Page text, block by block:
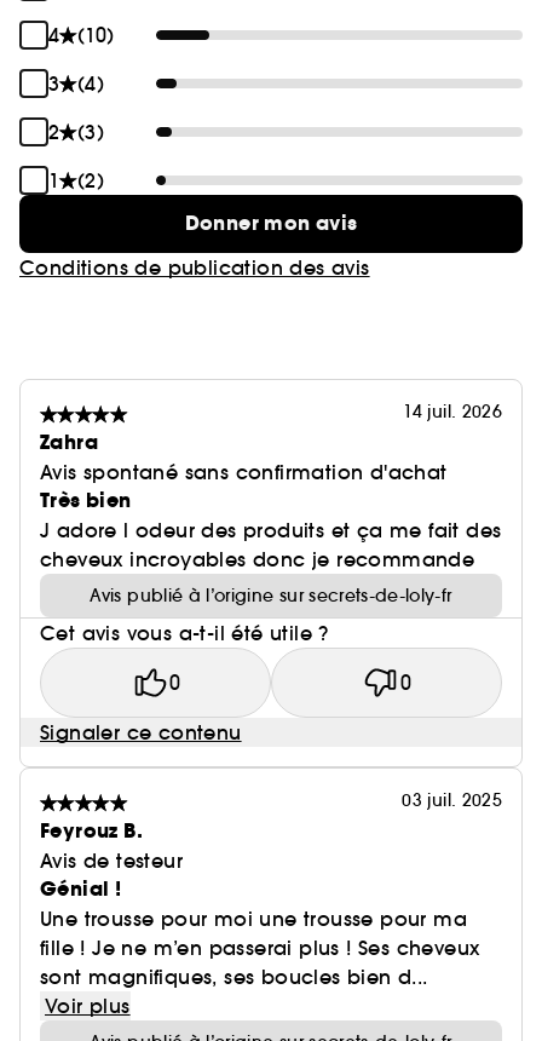
4
(10)
3
(4)
2
(3)
1
(2)
Donner mon avis
Conditions de publication des avis
14 juil. 2026
Zahra
Avis spontané sans confirmation d'achat
Très bien
J adore l odeur des produits et ça me fait des
cheveux incroyables donc je recommande
Avis publié à l’origine sur secrets-de-loly-fr
Cet avis vous a-t-il été utile ?
0 0
Signaler ce contenu
03 juil. 2025
Feyrouz B.
Avis de testeur
Génial !
Une trousse pour moi une trousse pour ma
fille ! Je ne m’en passerai plus ! Ses cheveux
sont magnifiques, ses boucles bien d...
Voir plus